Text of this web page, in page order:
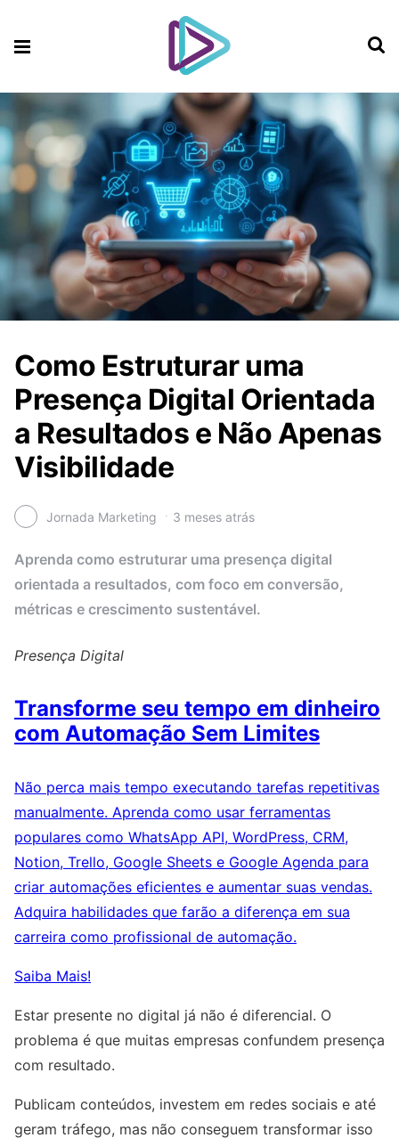
Como Estruturar uma
Presença Digital Orientada
a Resultados e Não Apenas
Visibilidade
Jornada Marketing 3 meses atrás
Aprenda como estruturar uma presença digital
orientada a resultados, com foco em conversão,
métricas e crescimento sustentável.
Presença Digital
Transforme seu tempo em dinheiro
com Automação Sem Limites
Não perca mais tempo executando tarefas repetitivas
manualmente. Aprenda como usar ferramentas
populares como WhatsApp API, WordPress, CRM,
Notion, Trello, Google Sheets e Google Agenda para
criar automações eficientes e aumentar suas vendas.
Adquira habilidades que farão a diferença em sua
carreira como profissional de automação.
Saiba Mais!
Estar presente no digital já não é diferencial. O
problema é que muitas empresas confundem presença
com resultado.
Publicam conteúdos, investem em redes sociais e até
geram tráfego, mas não conseguem transformar isso